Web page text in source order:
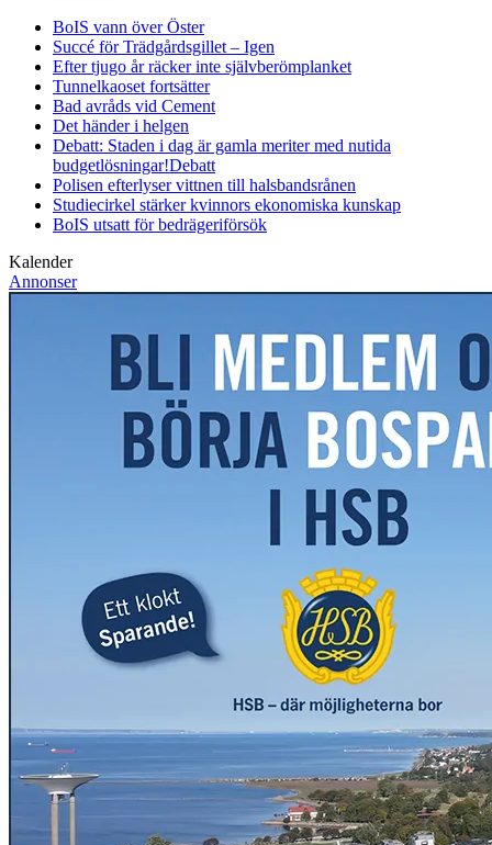
BoIS vann över Öster
Succé för Trädgårdsgillet – Igen
Efter tjugo år räcker inte självberömplanket
Tunnelkaoset fortsätter
Bad avråds vid Cement
Det händer i helgen
Debatt: Staden i dag är gamla meriter med nutida
budgetlösningar!Debatt
Polisen efterlyser vittnen till halsbandsrånen
Studiecirkel stärker kvinnors ekonomiska kunskap
BoIS utsatt för bedrägeriförsök
Kalender
Annonser